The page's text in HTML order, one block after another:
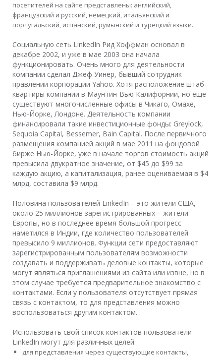
посетителей на сайте представлены: английский,
французский и русский, немецкий, итальянский и
португальский, испанский, румынский и турецкий языки.
Социальную сеть LinkedIn Рид Хоффман основал в
декабре 2002, и уже в мае 2003 она начала
функционировать. Очень много для деятельности
компании сделал Джеф Уинер, бывший сотрудник
правлении корпорации Yahoo. Хотя расположение штаб-
квартиры компании в Маунтин-Вью Калифорнии, но еще
существуют многочисленные офисы в Чикаго, Омахе,
Нью-Йорке, Лондоне. Деятельность компании
финансировали такие инвестиционные фонды: Greylock,
Sequoia Capital, Bessemer, Bain Capital. После первичного
размещения компанией акций в мае 2011 на фондовой
бирже Нью-Йорке, уже в начале торгов стоимость акций
превысила двукратное значение, от $45 до $99 за
каждую акцию, а капитализация, ранее оцениваемая в $4
млрд, составила $9 млрд.
Половина пользователей LinkedIn – это жители США,
около 25 миллионов зарегистрированных – жители
Европы, но в последнее время большой прогресс
наметился в Индии, где количество пользователей
превысило 9 миллионов. Функции сети предоставляют
зарегистрированным пользователям возможности
создавать и поддерживать деловые контакты, которые
могут являться приглашениями из сайта или извне, но в
этом случае требуется предварительное знакомство с
контактами. Если у пользователя отсутствует прямая
связь с контактом, то для представления можно
воспользоваться другим контактом.
Использовать свой список контактов пользователи
LinkedIn могут для различных целей:
для представления через существующие контакты,